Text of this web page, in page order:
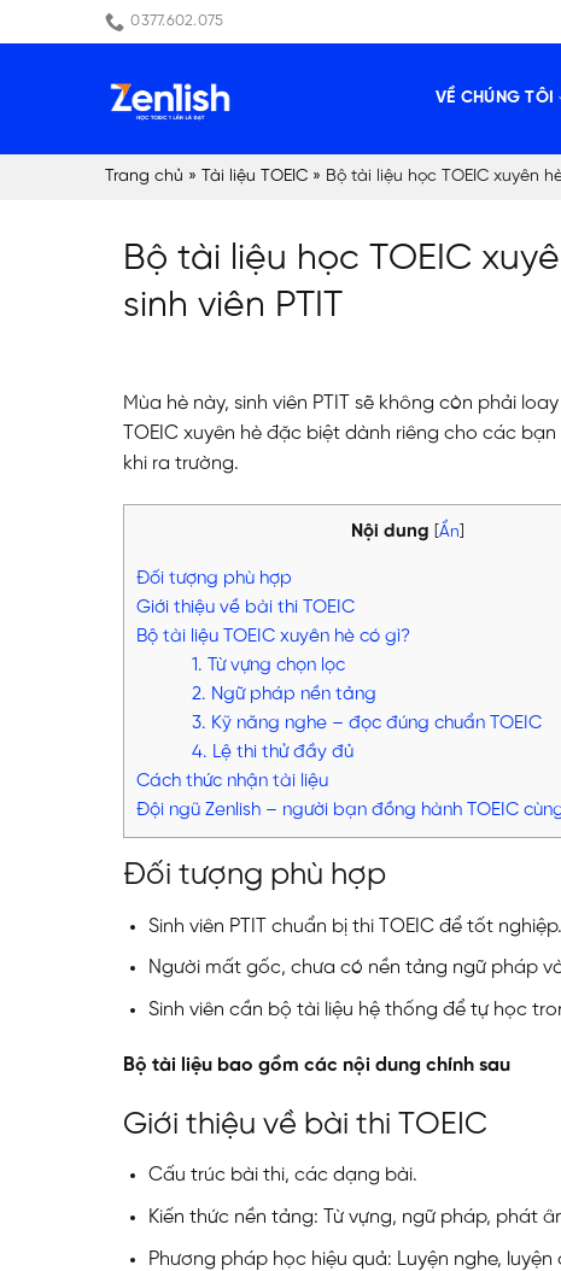
to
0377.602.075
VỀ CHÚNG TÔI
Trang chủ » Tài liệu TOEIC » Bộ tài liệu học TOEIC xuyên
Bộ tài liệu học TOEIC
sinh viên PTIT
Mùa hè này, sinh viên PTIT sẽ không còn phải
TOEIC xuyên hè đặc biệt dành riêng cho các
khi ra trường.
Nội dung Ẩn
Đối tượng phù hợp
Giới thiệu về bài thi TOEIC
Bộ tài liệu TOEIC xuyên hè có gì?
1. Từ vựng chọn lọc
2. Ngữ pháp nền tảng
3. Kỹ năng nghe – đọc đúng chuẩn TOEIC
4. Lệ thi thử đầy đủ
Cách thức nhận tài liệu
Đội ngũ Zenlish – người bạn đồng hành TOEIC cùng
Đối tượng phù hợp
Sinh viên PTIT chuẩn bị thi TOEIC để tốt nghiệp.
Người mất gốc, chưa có nền tảng ngữ pháp
Sinh viên cần bộ tài liệu hệ thống để tự học
Bộ tài liệu bao gồm các nội dung chính sau
Giới thiệu về bài thi TOEIC
Cấu trúc bài thi, các dạng bài.
Kiến thức nền tảng: Từ vựng, ngữ pháp, phát
Phương pháp học hiệu quả: Luyện nghe, luyện